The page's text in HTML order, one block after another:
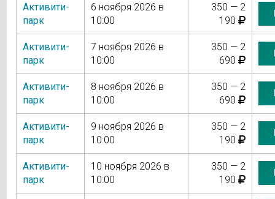
Активити-
парк
6 ноября 2026 в
10:00
350 — 2
190
Активити-
парк
7 ноября 2026 в
10:00
350 — 2
690
Активити-
парк
8 ноября 2026 в
10:00
350 — 2
690
Активити-
парк
9 ноября 2026 в
10:00
350 — 2
190
Активити-
парк
10 ноября 2026 в
10:00
350 — 2
190